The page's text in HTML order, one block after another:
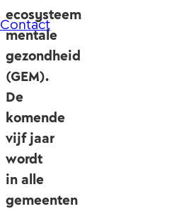
Contact
ecosysteem
mentale
gezondheid
(GEM).
De
komende
vijf jaar
wordt
in alle
gemeenten